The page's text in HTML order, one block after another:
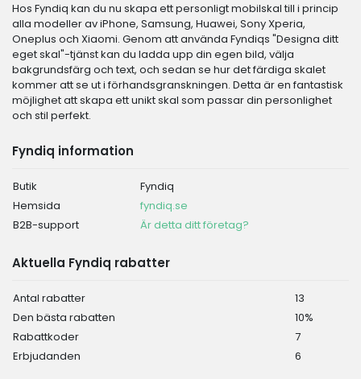
Hos Fyndiq kan du nu skapa ett personligt mobilskal till i princip
alla modeller av iPhone, Samsung, Huawei, Sony Xperia,
Oneplus och Xiaomi. Genom att använda Fyndiqs "Designa ditt
eget skal"-tjänst kan du ladda upp din egen bild, välja
bakgrundsfärg och text, och sedan se hur det färdiga skalet
kommer att se ut i förhandsgranskningen. Detta är en fantastisk
möjlighet att skapa ett unikt skal som passar din personlighet
och stil perfekt.
Fyndiq information
Butik
Fyndiq
Hemsida
fyndiq.se
B2B-support
Är detta ditt företag?
Aktuella Fyndiq rabatter
Antal rabatter
13
Den bästa rabatten
10%
Rabattkoder
7
Erbjudanden
6